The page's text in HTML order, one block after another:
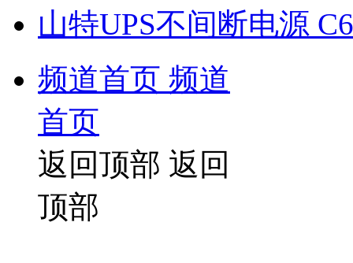
山特UPS不间断电源
频道首页 频道
首页
返回顶部 返回
顶部